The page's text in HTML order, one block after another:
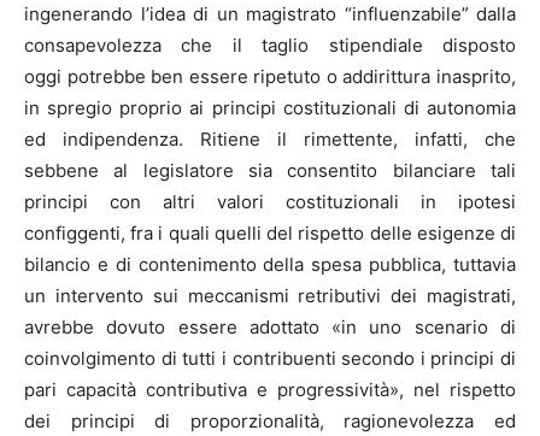
ingenerando l’idea di un magistrato “influenzabile” dalla
consapevolezza che il taglio stipendiale disposto
oggi potrebbe ben essere ripetuto o addirittura inasprito,
in spregio proprio ai principi costituzionali di autonomia
ed indipendenza. Ritiene il rimettente, infatti, che
sebbene al legislatore sia consentito bilanciare tali
principi con altri valori costituzionali in ipotesi
configgenti, fra i quali quelli del rispetto delle esigenze di
bilancio e di contenimento della spesa pubblica, tuttavia
un intervento sui meccanismi retributivi dei magistrati,
avrebbe dovuto essere adottato «in uno scenario di
coinvolgimento di tutti i contribuenti secondo i principi di
pari capacità contributiva e progressività», nel rispetto
dei principi di proporzionalità, ragionevolezza ed